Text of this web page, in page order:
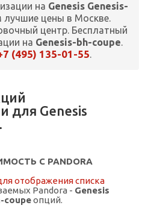
на Genesis Genesis-
лучшие цены в Москве.
центр. Бесплатный
на Genesis-bh-coupe.
(495) 135-01-55.
для Genesis
С PANDORA
отображения списка
Pandora - Genesis
coupeопций.